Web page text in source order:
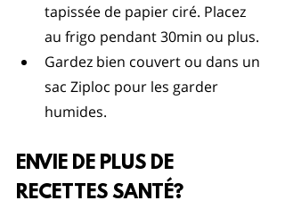
tapissée de papier ciré. Placez
au frigo pendant 30min ou plus.
Gardez bien couvert ou dans un
sac Ziploc pour les garder
humides.
ENVIE DE PLUS DE
RECETTES SANTÉ?